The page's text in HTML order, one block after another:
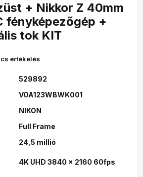
+ Nikkor Z 40mm
fényképezőgép +
tok KIT
értékelés
529892
VOA123WBWK001
NIKON
Full Frame
24,5 millió
4K UHD 3840 x 2160 60fps